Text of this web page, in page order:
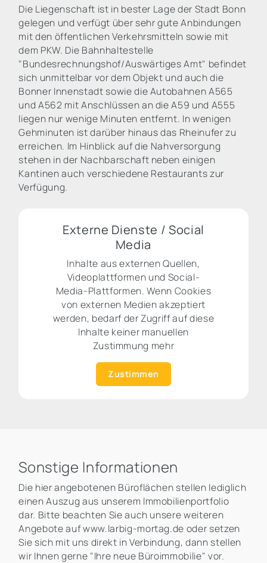
Die Liegenschaft ist in bester Lage der Stadt Bonn
gelegen und verfügt über sehr gute Anbindungen
mit den öffentlichen Verkehrsmitteln sowie mit
dem PKW. Die Bahnhaltestelle
"Bundesrechnungshof/Auswärtiges Amt" befindet
sich unmittelbar vor dem Objekt und auch die
Bonner Innenstadt sowie die Autobahnen A565
und A562 mit Anschlüssen an die A59 und A555
liegen nur wenige Minuten entfernt. In wenigen
Gehminuten ist darüber hinaus das Rheinufer zu
erreichen. Im Hinblick auf die Nahversorgung
stehen in der Nachbarschaft neben einigen
Kantinen auch verschiedene Restaurants zur
Verfügung.
Externe Dienste / Social
Media
Inhalte aus externen Quellen,
Videoplattformen und Social-
Media-Plattformen. Wenn Cookies
von externen Medien akzeptiert
werden, bedarf der Zugriff auf diese
Inhalte keiner manuellen
Zustimmung mehr
Zustimmen
Sonstige Informationen
Die hier angebotenen Büroflächen stellen lediglich
einen Auszug aus unserem Immobilienportfolio
dar. Bitte beachten Sie auch unsere weiteren
Angebote auf www.larbig-mortag.de oder setzen
Sie sich mit uns direkt in Verbindung, dann stellen
wir Ihnen gerne "Ihre neue Büroimmobilie" vor.